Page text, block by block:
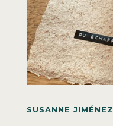
SUSANNE JIMÉNEZ